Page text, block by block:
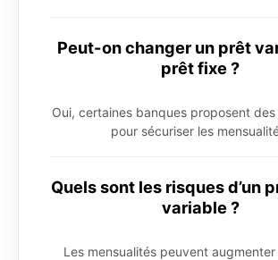
Peut-on changer un prêt
prêt fixe ?
Oui, certaines banques proposent
pour sécuriser les
Quels sont les risques d’un
variable ?
Les mensualités peuvent